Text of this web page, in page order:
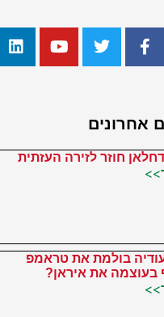
אחרונים
חוזר לזירה העזתית
בולמת את טראמפ
בעוצמה את איראן?